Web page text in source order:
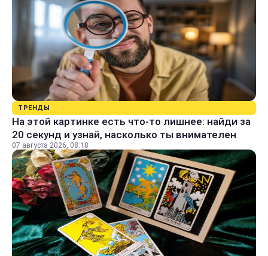
ТРЕНДЫ
На этой картинке есть что-то лишнее: найди за
20 секунд и узнай, насколько ты внимателен
07 августа 2026, 08:18